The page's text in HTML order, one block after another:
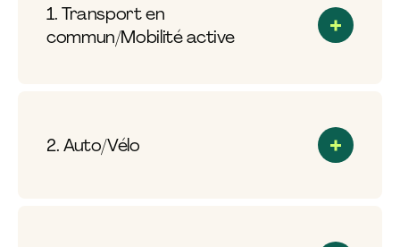
1. Transport en
commun/Mobilité active
2. Auto/Vélo